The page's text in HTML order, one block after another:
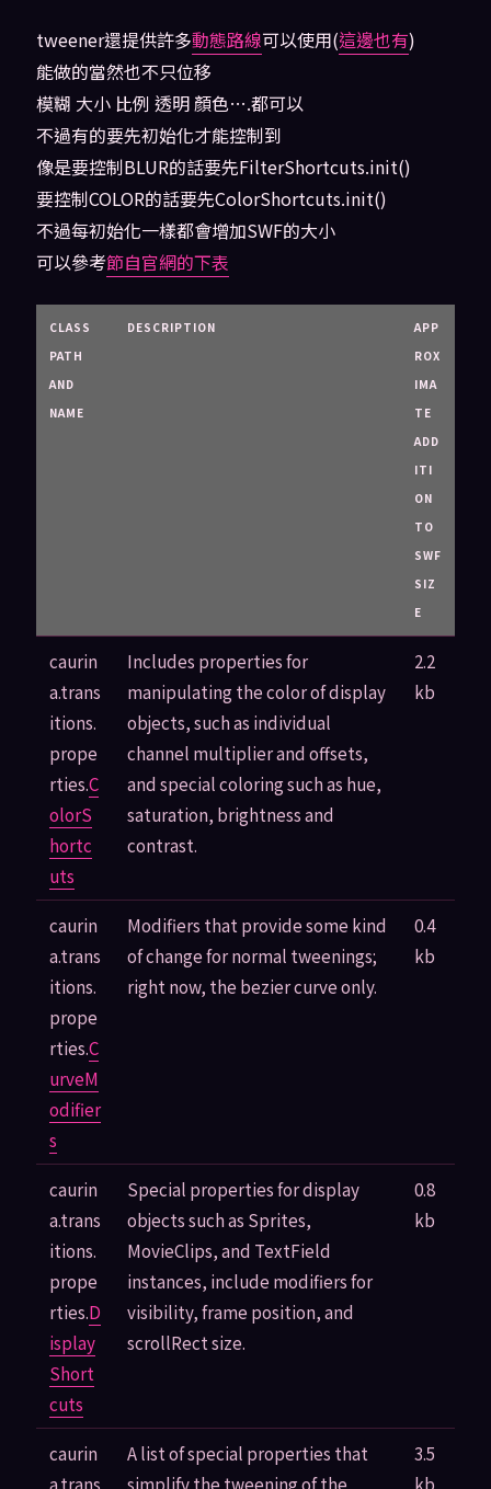
tweener還提供許多動態路線可以使用(這邊也有)
能做的當然也不只位移
模糊 大小 比例 透明 顏色….都可以
不過有的要先初始化才能控制到
像是要控制BLUR的話要先FilterShortcuts.init()
要控制COLOR的話要先ColorShortcuts.init()
不過每初始化一樣都會增加SWF的大小
可以參考節自官網的下表
CLASS
PATH
AND
NAME
DESCRIPTION
APP
ROX
IMA
TE
ADD
ITI
ON
TO
SWF
SIZ
E
caurin
a.trans
itions.
prope
rties.C
olorS
hortc
uts
Includes properties for
manipulating the color of display
objects, such as individual
channel multiplier and offsets,
and special coloring such as hue,
saturation, brightness and
contrast.
2.2
kb
caurin
a.trans
itions.
prope
rties.C
urveM
odifier
s
Modifiers that provide some kind
of change for normal tweenings;
right now, the bezier curve only.
0.4
kb
caurin
a.trans
itions.
prope
rties.D
isplay
Short
cuts
Special properties for display
objects such as Sprites,
MovieClips, and TextField
instances, include modifiers for
visibility, frame position, and
scrollRect size.
0.8
kb
caurin
a.trans
A list of special properties that
simplify the tweening of the
3.5
kb